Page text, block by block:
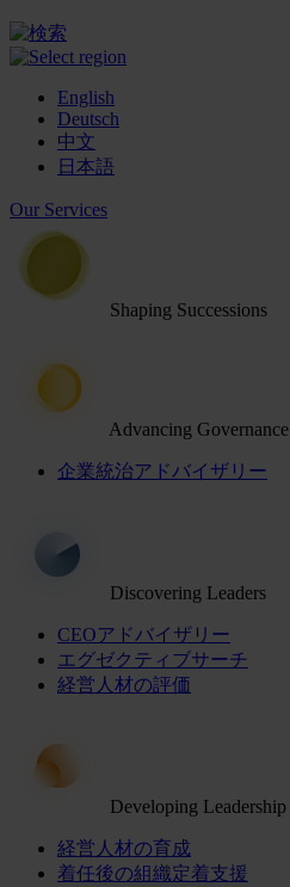
English
Deutsch
中文
日本語
Our Services
Shaping Successions
Advancing Governance
企業統治アドバイザリー
Discovering Leaders
CEOアドバイザリー
エグゼクティブサーチ
経営人材の評価
Developing Leadership
経営人材の育成
着任後の組織定着支援